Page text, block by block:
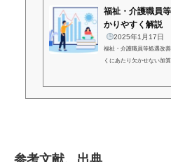
福祉・介護職員
かりやすく解説
2025年1月17日
福祉・介護職員等処遇改
くにあたり欠かせない加
参考文献、出典